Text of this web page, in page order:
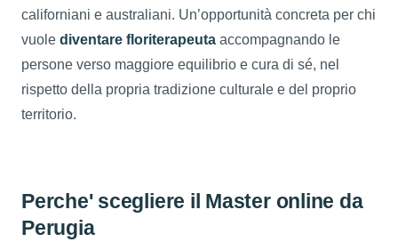
californiani e australiani. Un’opportunità concreta per chi
vuole diventare floriterapeuta accompagnando le
persone verso maggiore equilibrio e cura di sé, nel
rispetto della propria tradizione culturale e del proprio
territorio.
Perche' scegliere il Master online da
Perugia